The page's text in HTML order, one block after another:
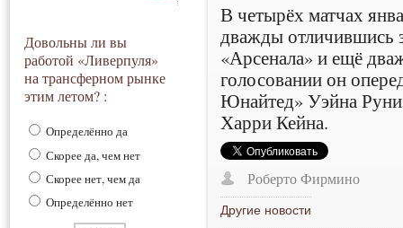
Довольны ли вы
работой «Ливерпуля»
на трансферном рынке
этим летом? :
Определённо да
Скорее да, чем нет
Скорее нет, чем да
Определённо нет
В четырёх матчах
дважды отличившись
«Арсенала» и ещё
голосовании он
Юнайтед» Уэйна
Харри Кейна.
Роберто Фирмино
Другие новости